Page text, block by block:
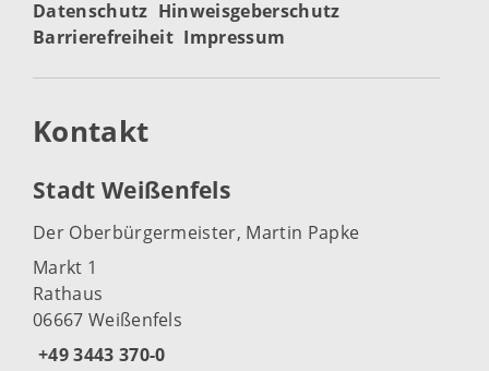
Datenschutz Hinweisgeberschutz
Barrierefreiheit Impressum
Kontakt
Stadt Weißenfels
Der Oberbürgermeister, Martin Papke
Markt 1
Rathaus
06667 Weißenfels
+49 3443 370-0